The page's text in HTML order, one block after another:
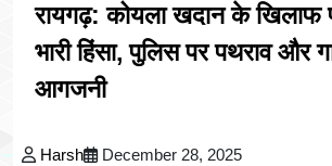
रायगढ़: कोयला खदान के खिलाफ
भारी हिंसा, पुलिस पर पथराव और
आगजनी
Harsh December 28, 2025